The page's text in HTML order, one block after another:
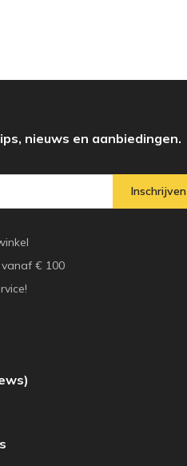
nieuws en aanbiedingen.
Inschrijven
€ 100